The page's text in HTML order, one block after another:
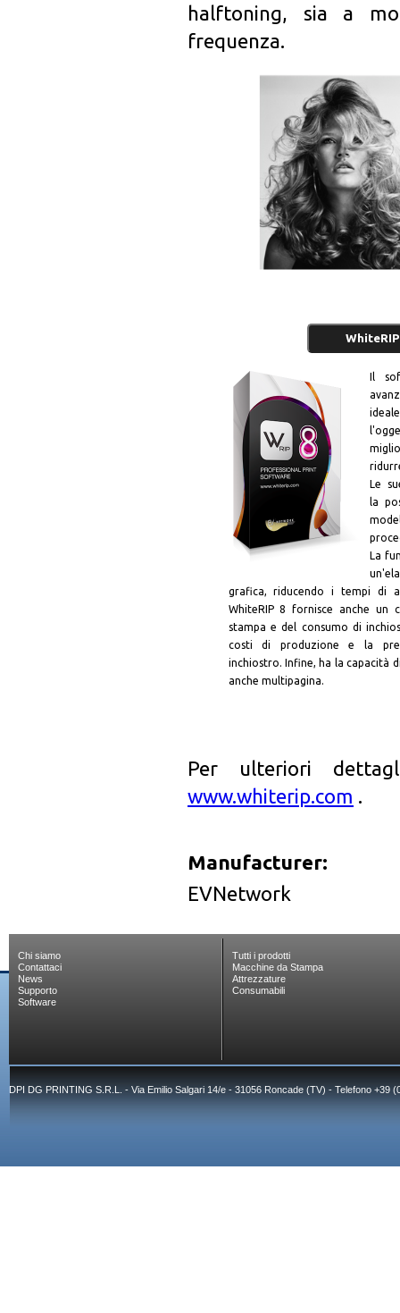
halftoning, sia a
frequenza.
Il
Le
la
La
grafica, riducendo i tempi di
WhiteRIP 8 fornisce anche un
stampa e del consumo di
costi di produzione e la
inchiostro. Infine, ha la capacità
anche multipagina.
Per ulteriori
www.whiterip.com .
Manufacturer:
EVNetwork
Chi siamo
Contattaci
News
Supporto
Software
Tutti i prodotti
Macchine da Stampa
Attrezzature
Consumabili
DPI DG PRINTING S.R.L. - Via Emilio Salgari 14/e - 31056 Roncade (TV) - Telefono